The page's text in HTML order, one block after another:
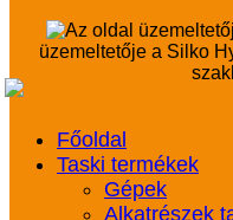
üzemeltetője a Silko
Főoldal
Taski termékek
Gépek
Alkatrészek